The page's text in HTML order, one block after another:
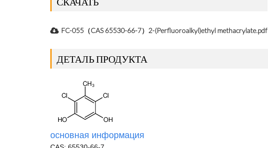
FC-055（CAS 65530-66-7）2-(Perfluoroalkyl)ethyl methacrylate.pdf
ДЕТАЛЬ ПРОДУКТА
основная информация